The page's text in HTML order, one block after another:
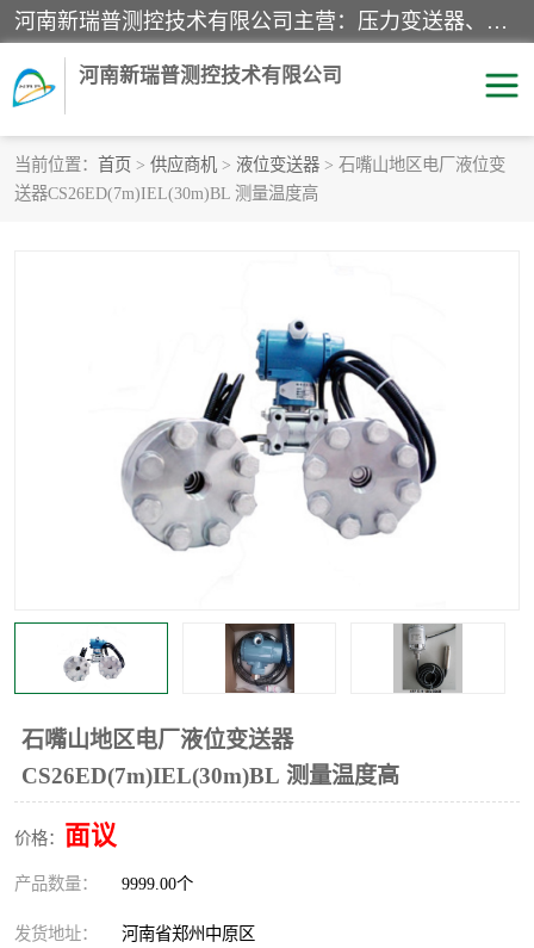
河南新瑞普测控技术有限公司主营：压力变送器、液位变送器、差压变送器、雷达料位计、电容物位计、温度显示控制仪表、电量变送器、流量计、工业自动化系统成套设备。
河南新瑞普测控技术有限公司
当前位置： 首页 > 供应商机 > 液位变送器 > 石嘴山地区电厂液位变
送器CS26ED(7m)IEL(30m)BL 测量温度高
石嘴山地区电厂液位变送器
CS26ED(7m)IEL(30m)BL 测量温度高
价格： 面议
产品数量： 9999.00个
发货地址： 河南省郑州中原区
霍尼韦尔压力变送器 CS系列变送器
雷达料位计
标准型工业压力变送器 罐旁显示仪
差压变送器 温度传感器变送器
压力变送器 电容物位计
温度显示控制仪表